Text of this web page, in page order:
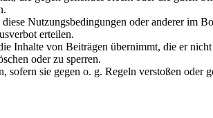
Nutzungsbedingungen oder anderer
erteilen.
Inhalte von Beiträgen übernimmt, die er
oder zu sperren.
sofern sie gegen o. g. Regeln verstoßen